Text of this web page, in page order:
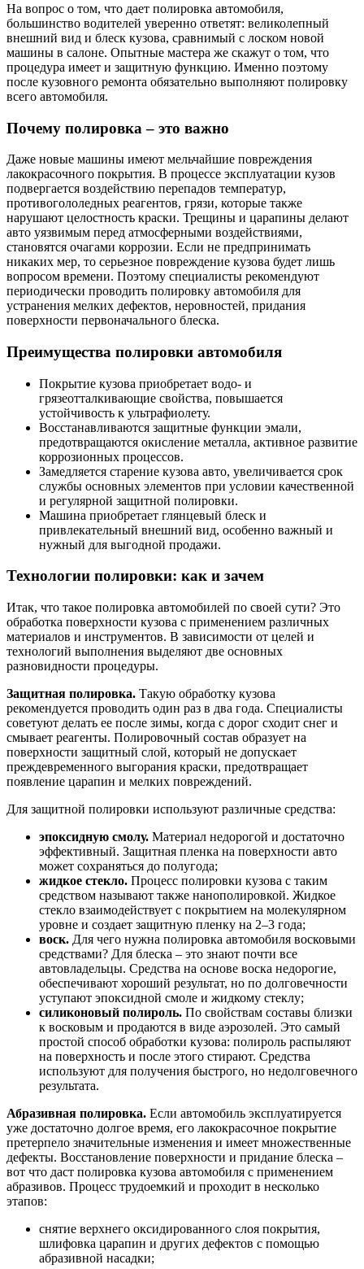
На вопрос о том, что дает полировка автомобиля,
большинство водителей уверенно ответят: великолепный
внешний вид и блеск кузова, сравнимый с лоском новой
машины в салоне. Опытные мастера же скажут о том, что
процедура имеет и защитную функцию. Именно поэтому
после кузовного ремонта обязательно выполняют полировку
всего автомобиля.
Почему полировка – это важно
Даже новые машины имеют мельчайшие повреждения
лакокрасочного покрытия. В процессе эксплуатации кузов
подвергается воздействию перепадов температур,
противогололедных реагентов, грязи, которые также
нарушают целостность краски. Трещины и царапины делают
авто уязвимым перед атмосферными воздействиями,
становятся очагами коррозии. Если не предпринимать
никаких мер, то серьезное повреждение кузова будет лишь
вопросом времени. Поэтому специалисты рекомендуют
периодически проводить полировку автомобиля для
устранения мелких дефектов, неровностей, придания
поверхности первоначального блеска.
Преимущества полировки автомобиля
Покрытие кузова приобретает водо- и
грязеотталкивающие свойства, повышается
устойчивость к ультрафиолету.
Восстанавливаются защитные функции эмали,
предотвращаются окисление металла, активное развитие
коррозионных процессов.
Замедляется старение кузова авто, увеличивается срок
службы основных элементов при условии качественной
и регулярной защитной полировки.
Машина приобретает глянцевый блеск и
привлекательный внешний вид, особенно важный и
нужный для выгодной продажи.
Технологии полировки: как и зачем
Итак, что такое полировка автомобилей по своей сути? Это
обработка поверхности кузова с применением различных
материалов и инструментов. В зависимости от целей и
технологий выполнения выделяют две основных
разновидности процедуры.
Защитная полировка. Такую обработку кузова
рекомендуется проводить один раз в два года. Специалисты
советуют делать ее после зимы, когда с дорог сходит снег и
смывает реагенты. Полировочный состав образует на
поверхности защитный слой, который не допускает
преждевременного выгорания краски, предотвращает
появление царапин и мелких повреждений.
Для защитной полировки используют различные средства:
эпоксидную смолу. Материал недорогой и достаточно
эффективный. Защитная пленка на поверхности авто
может сохраняться до полугода;
жидкое стекло. Процесс полировки кузова с таким
средством называют также нанополировкой. Жидкое
стекло взаимодействует с покрытием на молекулярном
уровне и создает защитную пленку на 2–3 года;
воск. Для чего нужна полировка автомобиля восковыми
средствами? Для блеска – это знают почти все
автовладельцы. Средства на основе воска недорогие,
обеспечивают хороший результат, но по долговечности
уступают эпоксидной смоле и жидкому стеклу;
силиконовый полироль. По свойствам составы близки
к восковым и продаются в виде аэрозолей. Это самый
простой способ обработки кузова: полироль распыляют
на поверхность и после этого стирают. Средства
используют для получения быстрого, но недолговечного
результата.
Абразивная полировка. Если автомобиль эксплуатируется
уже достаточно долгое время, его лакокрасочное покрытие
претерпело значительные изменения и имеет множественные
дефекты. Восстановление поверхности и придание блеска –
вот что даст полировка кузова автомобиля с применением
абразивов. Процесс трудоемкий и проходит в несколько
этапов:
снятие верхнего оксидированного слоя покрытия,
шлифовка царапин и других дефектов с помощью
абразивной насадки;